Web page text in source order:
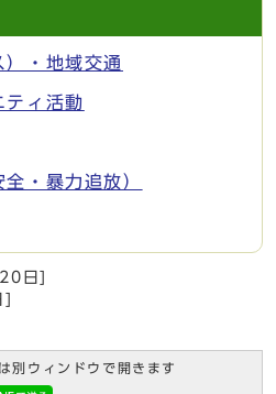
・地域交通
ティ活動
・暴力追放）
日
別ウィンドウで開きます